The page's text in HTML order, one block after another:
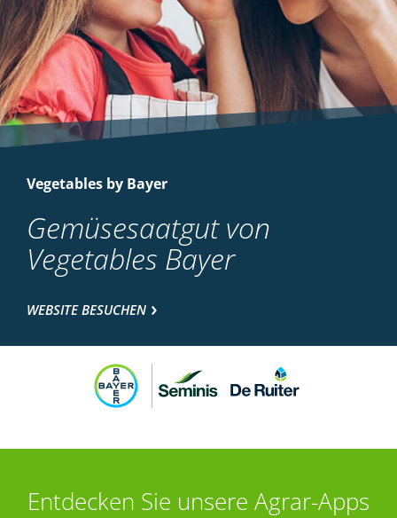
Vegetables by Bayer
Gemüsesaatgut von
Vegetables Bayer
WEBSITE BESUCHEN
Entdecken Sie unsere Agrar-Apps